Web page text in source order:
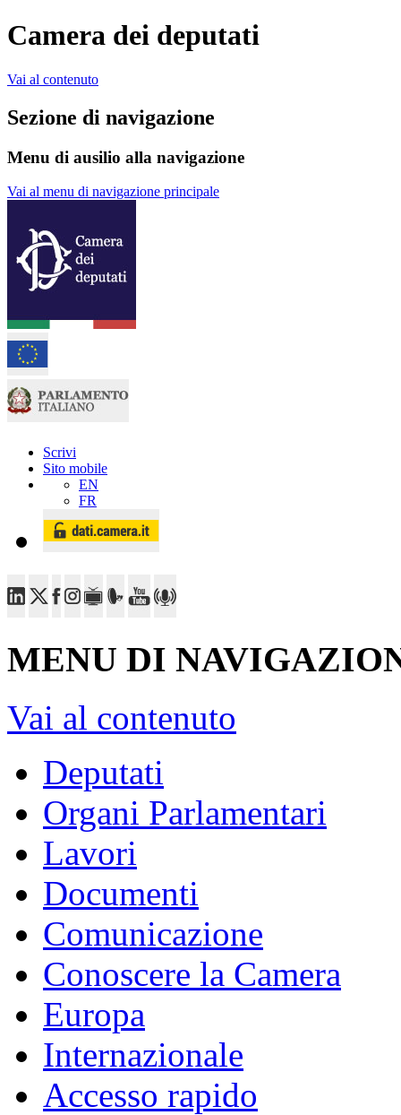
Camera dei deputati
Vai al contenuto
Sezione di navigazione
Menu di ausilio alla navigazione
Vai al menu di navigazione principale
Scrivi
Sito mobile
EN
FR
MENU DI
Vai al contenuto
Deputati
Organi Parlamentari
Lavori
Documenti
Comunicazione
Conoscere la Camera
Europa
Internazionale
Accesso rapido